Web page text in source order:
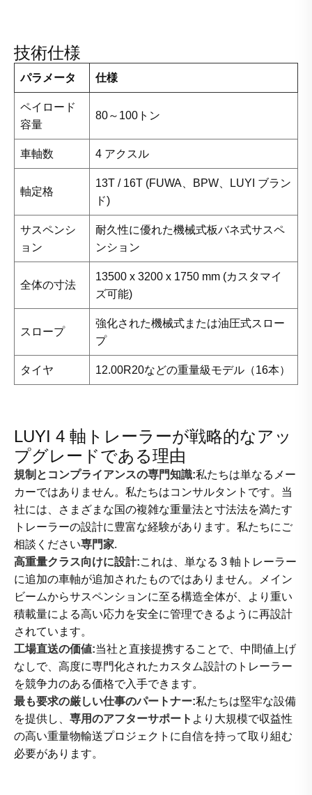
技術仕様
パラメータ 仕様
ペイロード
容量
80～100トン
車軸数 4 アクスル
軸定格
13T / 16T (FUWA、BPW、LUYI ブラン
ド)
サスペンシ
ョン
耐久性に優れた機械式板バネ式サスペ
ンション
全体の寸法
13500 x 3200 x 1750 mm (カスタマイ
ズ可能)
スロープ
強化された機械式または油圧式スロー
プ
タイヤ 12.00R20などの重量級モデル（16本）
LUYI 4 軸トレーラーが戦略的なアッ
プグレードである理由
規制とコンプライアンスの専門知識:私たちは単なるメー
カーではありません。私たちはコンサルタントです。当
社には、さまざまな国の複雑な重量法と寸法法を満たす
トレーラーの設計に豊富な経験があります。私たちにご
相談ください専門家.
高重量クラス向けに設計:これは、単なる 3 軸トレーラー
に追加の車軸が追加されたものではありません。メイン
ビームからサスペンションに至る構造全体が、より重い
積載量による高い応力を安全に管理できるように再設計
されています。
工場直送の価値:当社と直接提携することで、中間値上げ
なしで、高度に専門化されたカスタム設計のトレーラー
を競争力のある価格で入手できます。
最も要求の厳しい仕事のパートナー:私たちは堅牢な設備
を提供し、 専用のアフターサポート より大規模で収益性
の高い重量物輸送プロジェクトに自信を持って取り組む
必要があります。